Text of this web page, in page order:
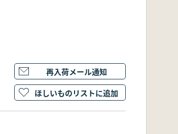
再入荷メール通知
ほしいものリストに追加